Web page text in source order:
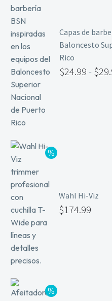
Capas de
Baloncesto
Rico
$24.99 - $
Wahl Hi-Viz
$174.99